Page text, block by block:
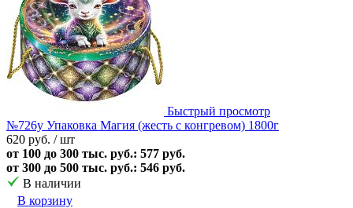
Быстрый просмотр
№726у Упаковка Магия (жесть с конгревом) 1800г
620 руб. / шт
от 100 до 300 тыс. руб.: 577 руб.
от 300 до 500 тыс. руб.: 546 руб.
В наличии
В корзину